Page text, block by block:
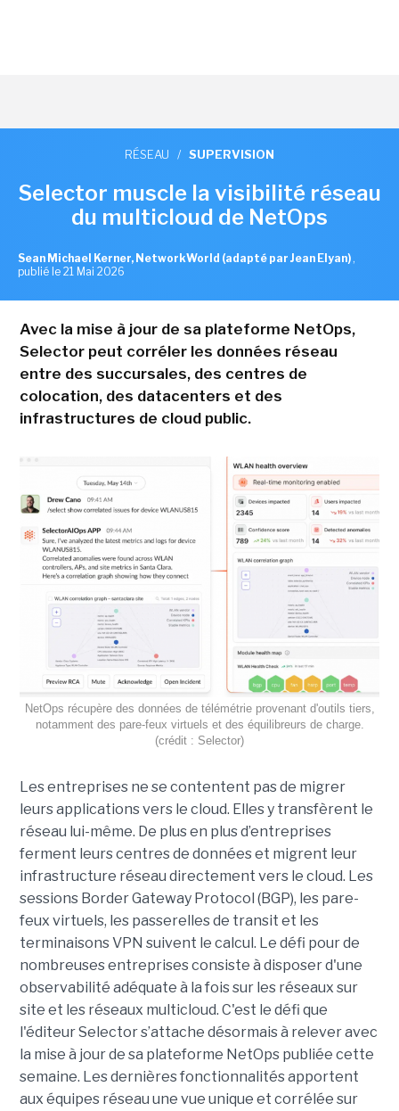
RÉSEAU / SUPERVISION
Selector muscle la visibilité réseau
du multicloud de NetOps
Sean Michael Kerner, NetworkWorld (adapté par Jean Elyan) ,
publié le 21 Mai 2026
Avec la mise à jour de sa plateforme NetOps,
Selector peut corréler les données réseau
entre des succursales, des centres de
colocation, des datacenters et des
infrastructures de cloud public.
NetOps récupère des données de télémétrie provenant d'outils tiers,
notamment des pare-feux virtuels et des équilibreurs de charge.
(crédit : Selector)
Les entreprises ne se contentent pas de migrer
leurs applications vers le cloud. Elles y transfèrent le
réseau lui-même. De plus en plus d’entreprises
ferment leurs centres de données et migrent leur
infrastructure réseau directement vers le cloud. Les
sessions Border Gateway Protocol (BGP), les pare-
feux virtuels, les passerelles de transit et les
terminaisons VPN suivent le calcul. Le défi pour de
nombreuses entreprises consiste à disposer d'une
observabilité adéquate à la fois sur les réseaux sur
site et les réseaux multicloud. C'est le défi que
l'éditeur Selector s’attache désormais à relever avec
la mise à jour de sa plateforme NetOps publiée cette
semaine. Les dernières fonctionnalités apportent
aux équipes réseau une vue unique et corrélée sur